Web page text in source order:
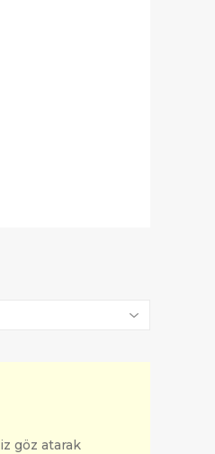
göz atarak